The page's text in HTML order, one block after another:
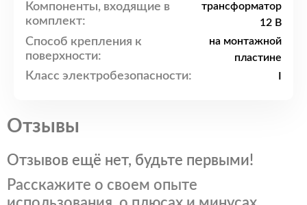
Компоненты, входящие в
комплект:
трансформатор
12 В
Способ крепления к
поверхности:
на монтажной
пластине
Класс электробезопасности:
Отзывы
Отзывов ещё нет, будьте первыми!
Расскажите о своем опыте